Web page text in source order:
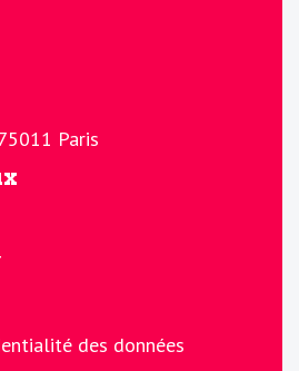
Paris
Regards sur Youtube
des données